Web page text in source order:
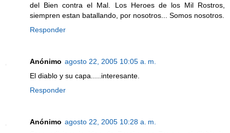
del Bien contra el Mal. Los Heroes de los Mil Rostros,
siempren estan batallando, por nosotros... Somos nosotros.
Responder
Anónimo agosto 22, 2005 10:05 a. m.
El diablo y su capa.....interesante.
Responder
Anónimo agosto 22, 2005 10:28 a. m.